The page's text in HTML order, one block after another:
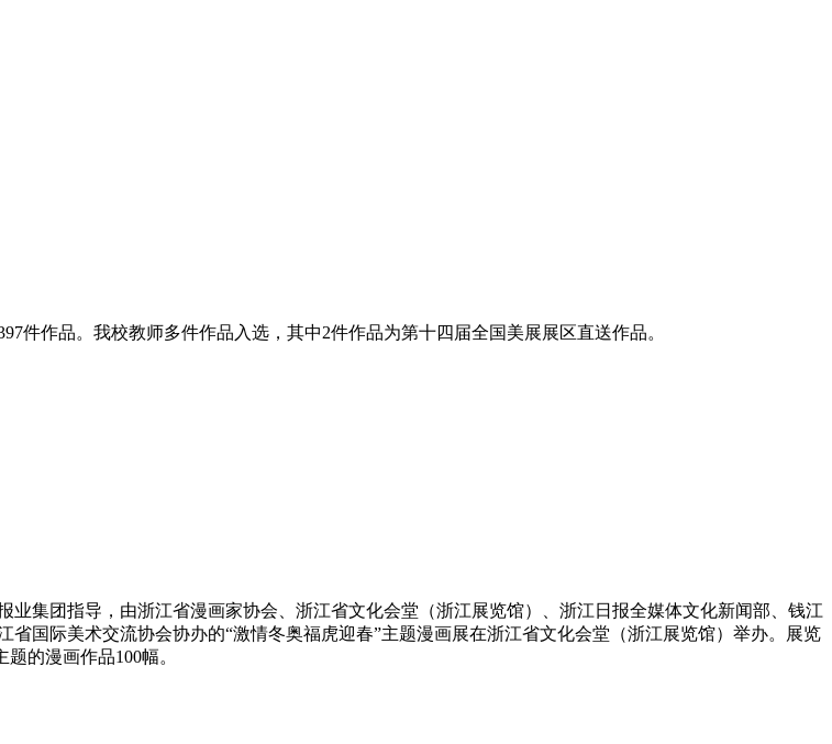
件作品。我校教师多件作品入选，其中2件作品为第十四届全国美展展区直送作品。
集团指导，由浙江省漫画家协会、浙江省文化会堂（浙江展览馆）、浙江日报全媒体文化新闻部、钱江
国际美术交流协会协办的“激情冬奥福虎迎春”主题漫画展在浙江省文化会堂（浙江展览馆）举办。展览
的漫画作品100幅。